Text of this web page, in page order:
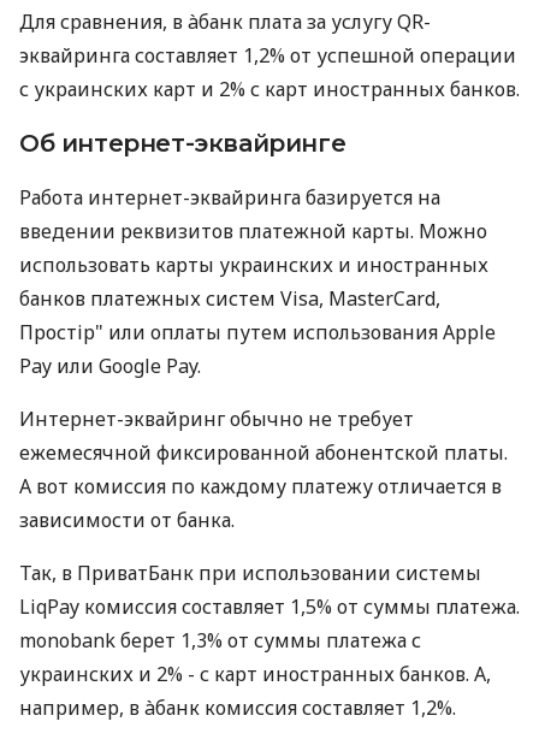
Для сравнения, в àбанк плата за услугу QR-
эквайринга составляет 1,2% от успешной операции
с украинских карт и 2% с карт иностранных банков.
Об интернет-эквайринге
Работа интернет-эквайринга базируется на
введении реквизитов платежной карты. Можно
использовать карты украинских и иностранных
банков платежных систем Visa, MasterCard,
Простір" или оплаты путем использования Apple
Pay или Google Pay.
Интернет-эквайринг обычно не требует
ежемесячной фиксированной абонентской платы.
А вот комиссия по каждому платежу отличается в
зависимости от банка.
Так, в ПриватБанк при использовании системы
LiqPay комиссия составляет 1,5% от суммы платежа.
monobank берет 1,3% от суммы платежа с
украинских и 2% - с карт иностранных банков. А,
например, в àбанк комиссия составляет 1,2%.